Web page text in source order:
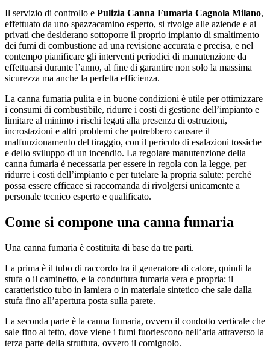
Il servizio di controllo e Pulizia Canna Fumaria Cagnola Milano,
effettuato da uno spazzacamino esperto, si rivolge alle aziende e ai
privati che desiderano sottoporre il proprio impianto di smaltimento
dei fumi di combustione ad una revisione accurata e precisa, e nel
contempo pianificare gli interventi periodici di manutenzione da
effettuarsi durante l’anno, al fine di garantire non solo la massima
sicurezza ma anche la perfetta efficienza.
La canna fumaria pulita e in buone condizioni è utile per ottimizzare
i consumi di combustibile, ridurre i costi di gestione dell’impianto e
limitare al minimo i rischi legati alla presenza di ostruzioni,
incrostazioni e altri problemi che potrebbero causare il
malfunzionamento del tiraggio, con il pericolo di esalazioni tossiche
e dello sviluppo di un incendio. La regolare manutenzione della
canna fumaria è necessaria per essere in regola con la legge, per
ridurre i costi dell’impianto e per tutelare la propria salute: perché
possa essere efficace si raccomanda di rivolgersi unicamente a
personale tecnico esperto e qualificato.
Come si compone una canna fumaria
Una canna fumaria è costituita di base da tre parti.
La prima è il tubo di raccordo tra il generatore di calore, quindi la
stufa o il caminetto, e la conduttura fumaria vera e propria: il
caratteristico tubo in lamiera o in materiale sintetico che sale dalla
stufa fino all’apertura posta sulla parete.
La seconda parte è la canna fumaria, ovvero il condotto verticale che
sale fino al tetto, dove viene i fumi fuoriescono nell’aria attraverso la
terza parte della struttura, ovvero il comignolo.